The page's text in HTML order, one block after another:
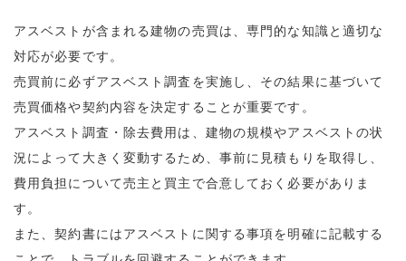
アスベストが含まれる建物の売買は、専門的な知識と適切な
対応が必要です。
売買前に必ずアスベスト調査を実施し、その結果に基づいて
売買価格や契約内容を決定することが重要です。
アスベスト調査・除去費用は、建物の規模やアスベストの状
況によって大きく変動するため、事前に見積もりを取得し、
費用負担について売主と買主で合意しておく必要がありま
す。
また、契約書にはアスベストに関する事項を明確に記載する